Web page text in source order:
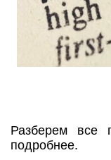
Разберем все
подробнее.